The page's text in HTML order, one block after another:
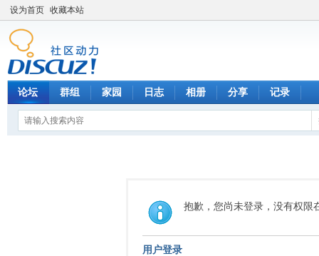
设为首页 收藏本站
论坛 群组 家园 日志 相册 分享 记录
抱歉，您尚未登录，没有权限
用户登录